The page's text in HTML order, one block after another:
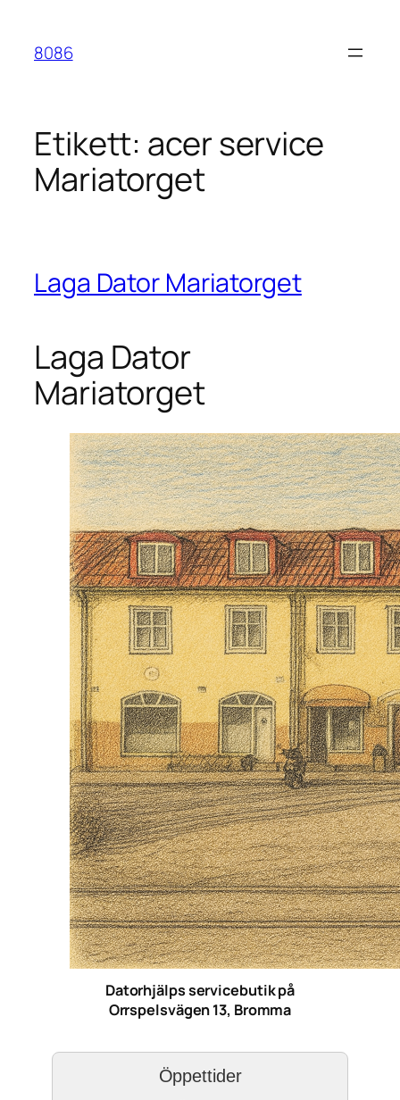
innehåll
8086
Etikett: acer service
Mariatorget
Laga Dator Mariatorget
Laga Dator
Mariatorget
Datorhjälps servicebutik på
Orrspelsvägen 13, Bromma
Öppettider